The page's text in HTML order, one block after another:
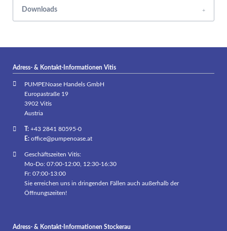
Downloads
Adress- & Kontakt-Informationen Vitis
PUMPENoase Handels GmbH
Europastraße 19
3902 Vitis
Austria
T:+43 2841 80595-0
E: office@pumpenoase.at
Geschäftszeiten Vitis:
Mo-Do: 07:00-12:00, 12:30-16:30
Fr: 07:00-13:00
Sie erreichen uns in dringenden Fällen auch außerhalb der
Öffnungszeiten!
Adress- & Kontakt-Informationen Stockerau